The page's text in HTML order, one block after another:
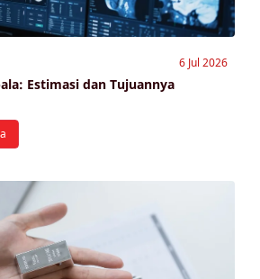
6 Jul 2026
Estimasi dan Tujuannya